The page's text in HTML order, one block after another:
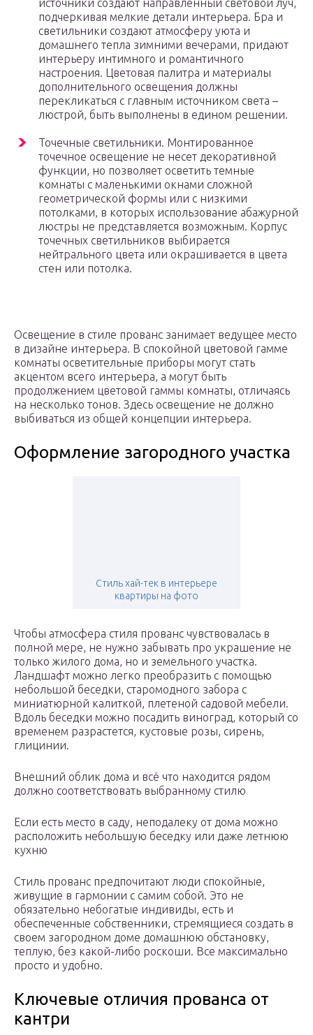
источники создают направленный световой луч,
подчеркивая мелкие детали интерьера. Бра и
светильники создают атмосферу уюта и
домашнего тепла зимними вечерами, придают
интерьеру интимного и романтичного
настроения. Цветовая палитра и материалы
дополнительного освещения должны
перекликаться с главным источником света –
люстрой, быть выполнены в едином решении.
Точечные светильники. Монтированное
точечное освещение не несет декоративной
функции, но позволяет осветить темные
комнаты с маленькими окнами сложной
геометрической формы или с низкими
потолками, в которых использование абажурной
люстры не представляется возможным. Корпус
точечных светильников выбирается
нейтрального цвета или окрашивается в цвета
стен или потолка.
Освещение в стиле прованс занимает ведущее место
в дизайне интерьера. В спокойной цветовой гамме
комнаты осветительные приборы могут стать
акцентом всего интерьера, а могут быть
продолжением цветовой гаммы комнаты, отличаясь
на несколько тонов. Здесь освещение не должно
выбиваться из общей концепции интерьера.
Оформление загородного участка
Стиль хай-тек в интерьере
квартиры на фото
Чтобы атмосфера стиля прованс чувствовалась в
полной мере, не нужно забывать про украшение не
только жилого дома, но и земельного участка.
Ландшафт можно легко преобразить с помощью
небольшой беседки, старомодного забора с
миниатюрной калиткой, плетеной садовой мебели.
Вдоль беседки можно посадить виноград, который со
временем разрастется, кустовые розы, сирень,
глицинии.
Внешний облик дома и всё что находится рядом
должно соответствовать выбранному стилю
Если есть место в саду, неподалеку от дома можно
расположить небольшую беседку или даже летнюю
кухню
Стиль прованс предпочитают люди спокойные,
живущие в гармонии с самим собой. Это не
обязательно небогатые индивиды, есть и
обеспеченные собственники, стремящиеся создать в
своем загородном доме домашнюю обстановку,
теплую, без какой-либо роскоши. Все максимально
просто и удобно.
Ключевые отличия прованса от
кантри